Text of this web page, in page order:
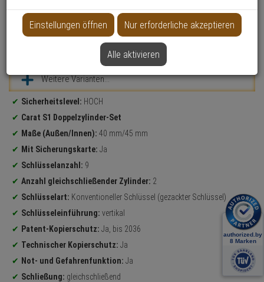
Weitere Varianten...
Produktinformationen
Sicherheitslevel: HOCH
Carat S1 Doppelzylinder-Set
Maße (Außen/Innen): 40 mm/45 mm
Mit Sicherungskarte: Ja
Schlüsselanzahl: 9
Anzahl gleichschließender Zylinder: 2
Schlüsselart: Konventioneller Schlüssel (gezackter Schlüssel)
Schlüsseleinführung: vertikal
Patent-Kopierschutz: Ja, bis 2036
Technischer Kopierschutz: Ja
Not- und Gefahrenfunktion: Ja
Schließung: gleichschließend
Einstellungen öffnen Nur erforderliche akzeptieren
Alle aktivieren